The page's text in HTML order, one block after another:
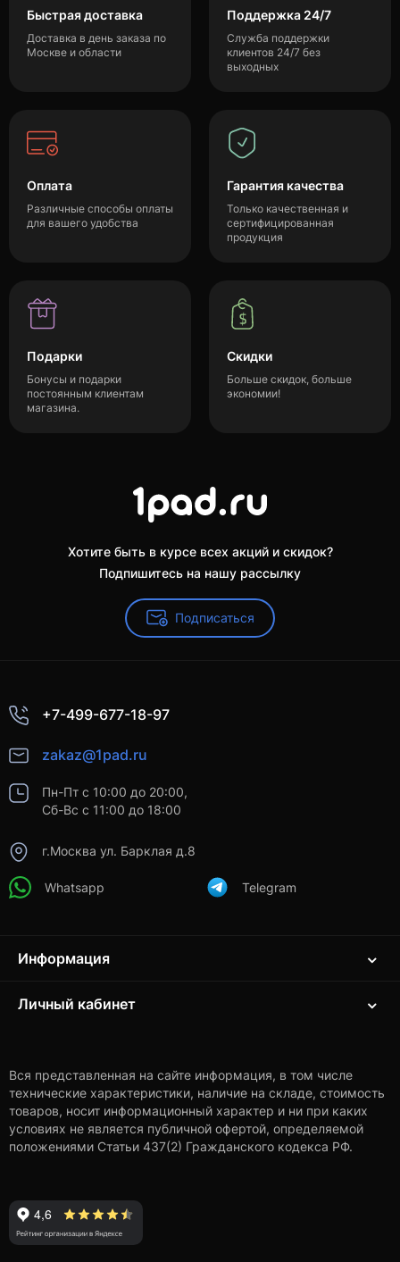
Быстрая доставка
Доставка в день заказа по
Москве и области
Поддержка 24/7
Служба поддержки
клиентов 24/7 без
выходных
Оплата
Различные способы оплаты
для вашего удобства
Гарантия качества
Только качественная и
сертифицированная
продукция
Подарки
Бонусы и подарки
постоянным клиентам
магазина.
Скидки
Больше скидок, больше
экономии!
Хотите быть в курсе всех акций и скидок?
Подпишитесь на нашу рассылку
Подписаться
+7-499-677-18-97
zakaz@1pad.ru
Пн-Пт с 10:00 до 20:00,
Сб-Вс с 11:00 до 18:00
г.Москва ул. Барклая д.8
Whatsapp Telegram
Информация
Личный кабинет
Вся представленная на сайте информация, в том числе
технические характеристики, наличие на складе, стоимость
товаров, носит информационный характер и ни при каких
условиях не является публичной офертой, определяемой
положениями Статьи 437(2) Гражданского кодекса РФ.